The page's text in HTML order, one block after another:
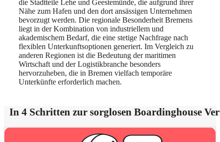
die Stadtteile Lehe und Geestemünde, die aufgrund ihrer
Nähe zum Hafen und den dort ansässigen Unternehmen
bevorzugt werden. Die regionale Besonderheit Bremens
liegt in der Kombination von industriellem und
akademischem Bedarf, die eine stetige Nachfrage nach
flexiblen Unterkunftsoptionen generiert. Im Vergleich zu
anderen Regionen ist die Bedeutung der maritimen
Wirtschaft und der Logistikbranche besonders
hervorzuheben, die in Bremen vielfach temporäre
Unterkünfte erforderlich machen.
In 4 Schritten zur sorglosen Boardinghouse